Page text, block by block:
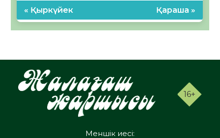
« Қыркүйек Қараша »
16+
Меншік иесі: